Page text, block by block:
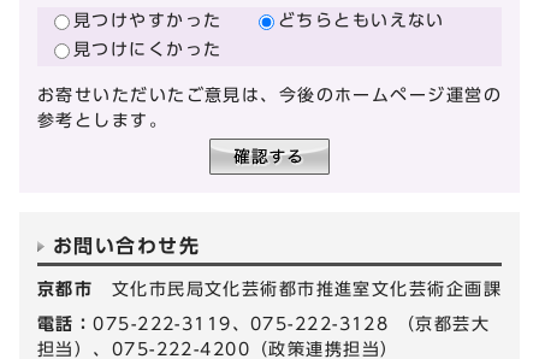
見つけやすかった
どちらともいえない
見つけにくかった
お寄せいただいたご意見は、今後のホームページ運営の
参考とします。
お問い合わせ先
京都市 文化市民局文化芸術都市推進室文化芸術企画課
電話：075-222-3119、075-222-3128 （京都芸大
担当）、075-222-4200（政策連携担当）